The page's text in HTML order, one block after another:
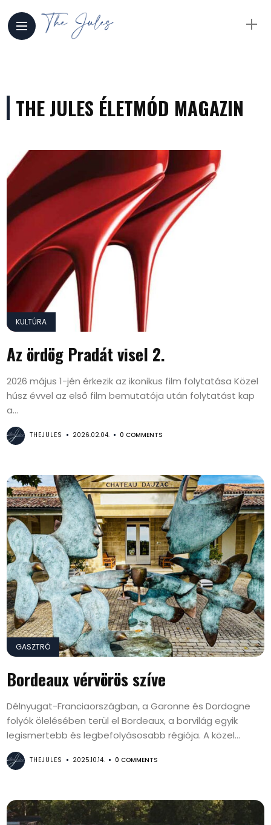
THE JULES ÉLETMÓD MAGAZIN
KULTÚRA
Az ördög Pradát visel 2.
2026 május 1-jén érkezik az ikonikus film folytatása Közel
húsz évvel az első film bemutatója után folytatást kap
a...
THEJULES 2026.02.04. 0 COMMENTS
GASZTRÓ
Bordeaux vérvörös szíve
Délnyugat-Franciaországban, a Garonne és Dordogne
folyók ölelésében terül el Bordeaux, a borvilág egyik
legismertebb és legbefolyásosabb régiója. A közel...
THEJULES 2025.10.14. 0 COMMENTS